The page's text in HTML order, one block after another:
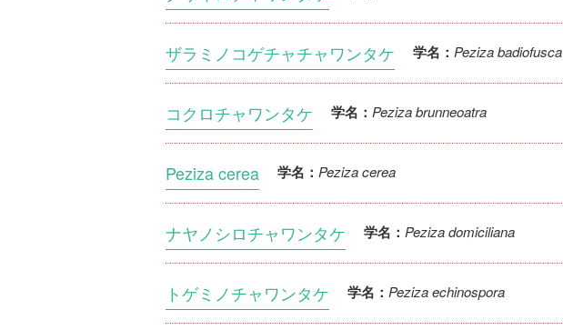
ザラミノコゲチャチャワンタケ 学名： Peziza badiofusca
コクロチャワンタケ 学名： Peziza brunneoatra
Peziza cerea 学名： Peziza cerea
ナヤノシロチャワンタケ 学名： Peziza domiciliana
トゲミノチャワンタケ 学名： Peziza echinospora